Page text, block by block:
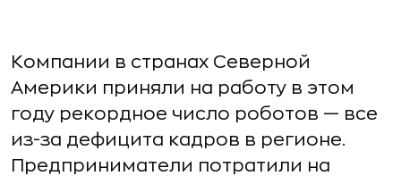
Компании в странах Северной
Америки приняли на работу в этом
году рекордное число роботов — все
из-за дефицита кадров в регионе.
Предприниматели потратили на